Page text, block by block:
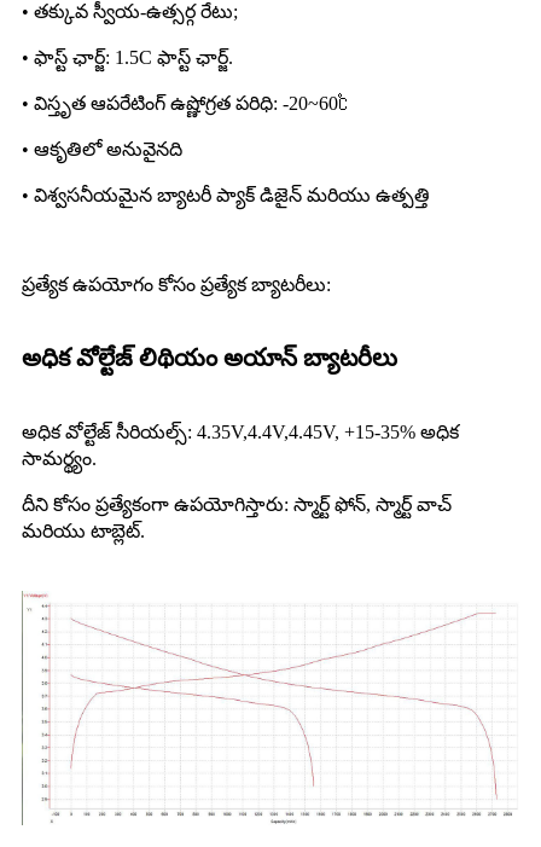
• తక్కువ స్వీయ-ఉత్సర్గ రేటు;
• ఫాస్ట్ ఛార్జ్: 1.5C ఫాస్ట్ ఛార్జ్.
• విస్తృత ఆపరేటింగ్ ఉష్ణోగ్రత పరిధి: -20~60℃
• ఆకృతిలో అనువైనది
• విశ్వసనీయమైన బ్యాటరీ ప్యాక్ డిజైన్ మరియు ఉత్పత్తి
ప్రత్యేక ఉపయోగం కోసం ప్రత్యేక బ్యాటరీలు:
అధిక వోల్టేజ్ లిథియం అయాన్ బ్యాటరీలు
అధిక వోల్టేజ్ సీరియల్స్: 4.35V,4.4V,4.45V, +15-35% అధిక
సామర్థ్యం.
దీని కోసం ప్రత్యేకంగా ఉపయోగిస్తారు: స్మార్ట్ ఫోన్, స్మార్ట్ వాచ్
మరియు టాబ్లెట్.